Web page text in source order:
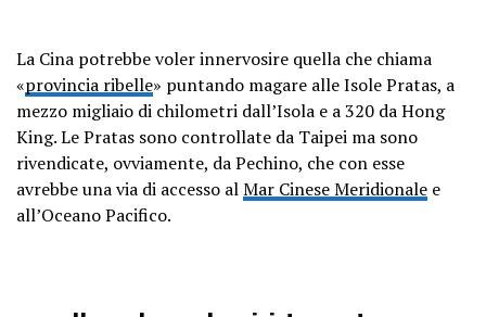
La Cina potrebbe voler innervosire quella che chiama
«provincia ribelle» puntando magare alle Isole Pratas, a
mezzo migliaio di chilometri dall’Isola e a 320 da Hong
King. Le Pratas sono controllate da Taipei ma sono
rivendicate, ovviamente, da Pechino, che con esse
avrebbe una via di accesso alMar Cinese Meridionale e
all’Oceano Pacifico.